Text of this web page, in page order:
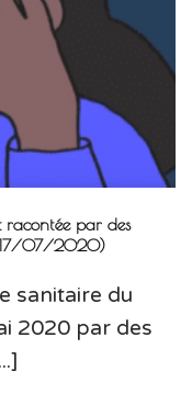
racontée par des
(17/07/2020)
sanitaire du
2020 par des